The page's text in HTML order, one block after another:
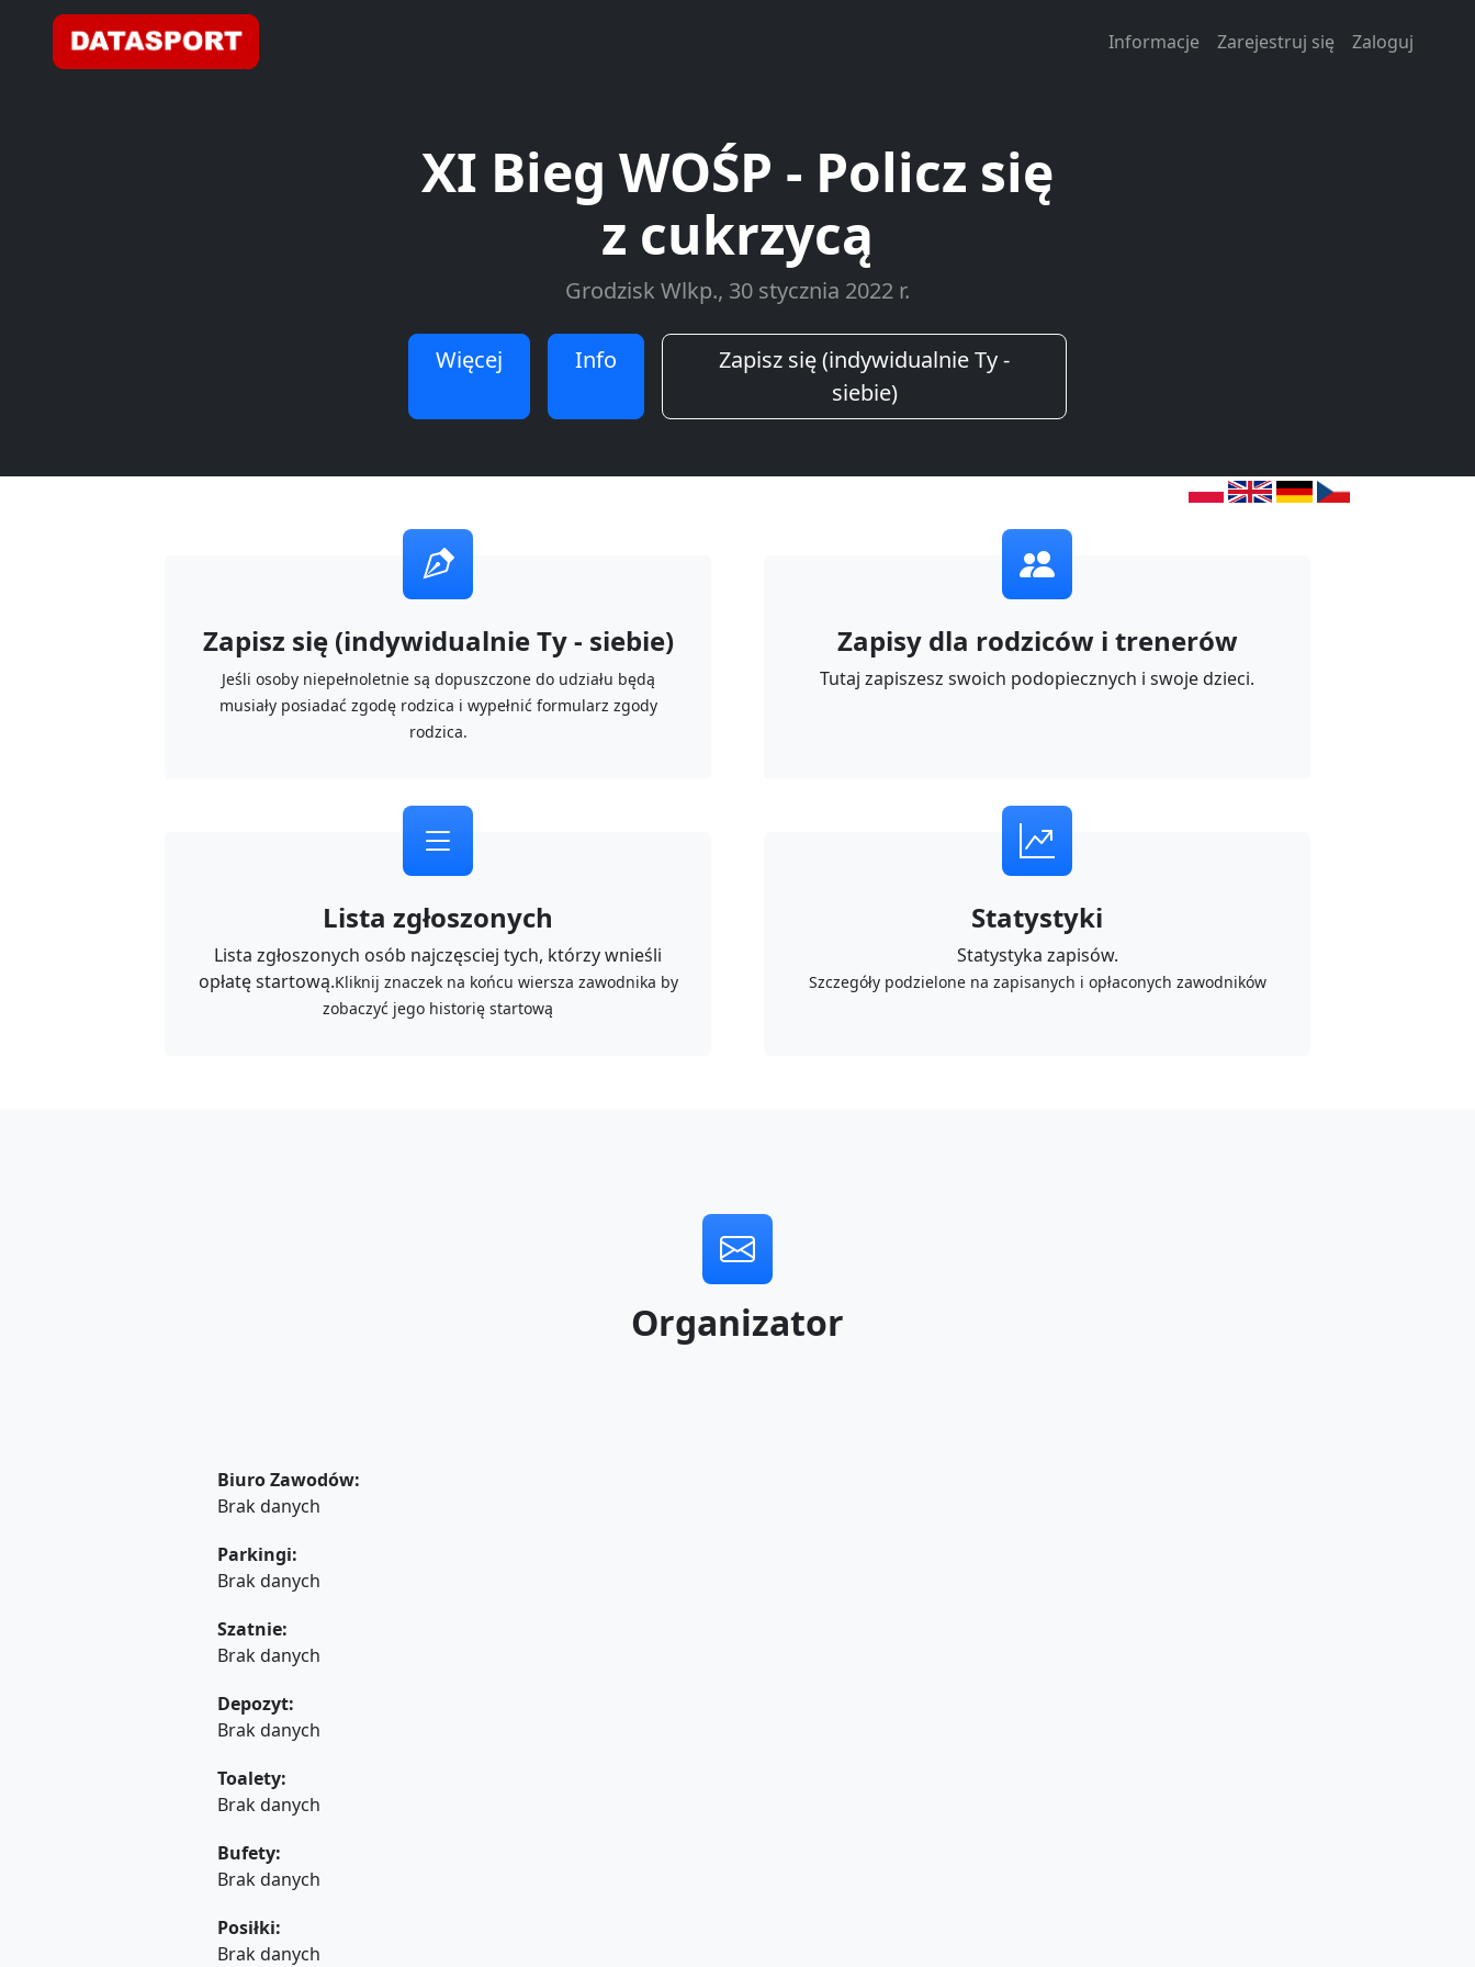
Informacje Zarejestruj się Zaloguj
XI Bieg WOŚP - Policz się
z cukrzycą
Grodzisk Wlkp., 30 stycznia 2022 r.
Więcej Info
Zapisz się (indywidualnie Ty -
siebie)
Zapisz się (indywidualnie Ty - siebie)
Jeśli osoby niepełnoletnie są dopuszczone do udziału będą
musiały posiadać zgodę rodzica i wypełnić formularz zgody
rodzica.
Zapisy dla rodziców i trenerów
Tutaj zapiszesz swoich podopiecznych i swoje dzieci.
Lista zgłoszonych
Lista zgłoszonych osób najczęsciej tych, którzy wnieśli
opłatę startową.Kliknij znaczek na końcu wiersza zawodnika by
zobaczyć jego historię startową
Statystyki
Statystyka zapisów.
Szczegóły podzielone na zapisanych i opłaconych zawodników
Organizator
Biuro Zawodów:
Brak danych
Parkingi:
Brak danych
Szatnie:
Brak danych
Depozyt:
Brak danych
Toalety:
Brak danych
Bufety:
Brak danych
Posiłki:
Brak danych